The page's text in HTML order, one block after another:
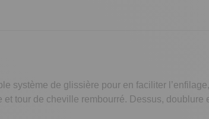
système de glissière pour en faciliter
tour de cheville rembourré. Dessus, doublure